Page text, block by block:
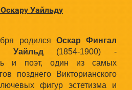
Уайльду
родился Оскар Фингал
Уайльд(1854-1900) -
и поэт, один из самых
позднего Викторианского
фигур эстетизма и